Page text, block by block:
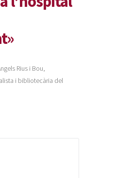
Rius i Bou,
i bibliotecària del